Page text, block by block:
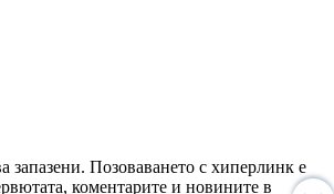
запазени. Позоваването с хиперлинк е
коментарите и новините в